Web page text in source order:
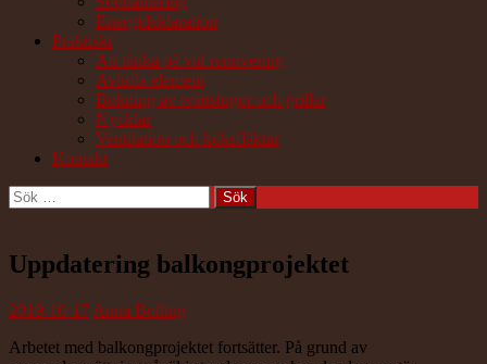
Energideklaration
Praktiskt
Att tänka på vid renovering
Avlufta element
Bokning av tvättstugor och grillar
Nycklar
Ventilation och köksfläktar
Kontakt
Sök
efter:
Uppdatering balkongprojektet
2019-10-17 Anna Bolling
Arbetet med balkongprojektet fortsätter. På grund av